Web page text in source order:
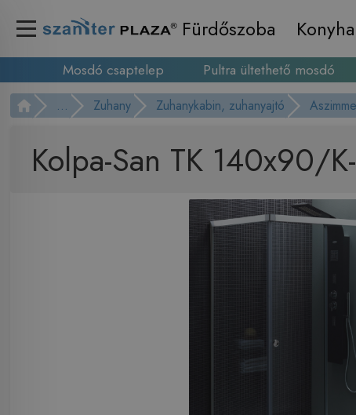
Fürdőszoba Konyha
Mosdó csaptelep Pultra ültethető mosdó
... Zuhany Zuhanykabin, zuhanyajtó
Kolpa-San TK 140x90/